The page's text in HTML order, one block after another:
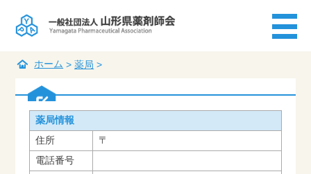
ホーム >薬局 >
薬局情報
住所
〒
電話番号